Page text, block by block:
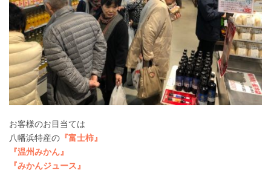
お客様のお目当ては
八幡浜特産の 『富士柿』
『温州みかん』
『みかんジュース』